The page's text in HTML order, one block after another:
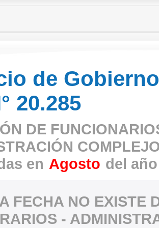
de
20.285
DE
en Agosto del
FECHA NO EXISTE
-